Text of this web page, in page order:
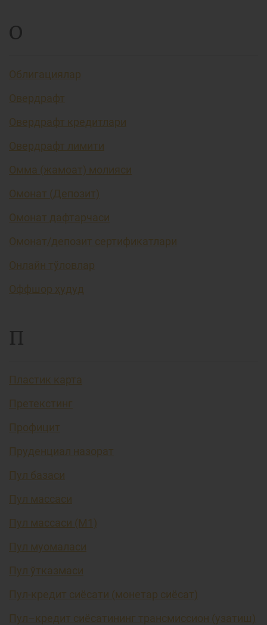
О
Облигациялар
Овердрафт
Овердрафт кредитлари
Овердрафт лимити
Омма (жамоат) молияси
Омонат (Депозит)
Омонат дафтарчаси
Омонат/депозит сертификатлари
Онлайн тўловлар
Оффшор ҳудуд
П
Пластик карта
Претекстинг
Профицит
Пруденциал назорат
Пул базаси
Пул массаси
Пул массаси (М1)
Пул муомаласи
Пул ўтказмаси
Пул-кредит сиёсати (монетар сиёсат)
Пул–кредит сиёсатининг трансмиссион (узатиш)